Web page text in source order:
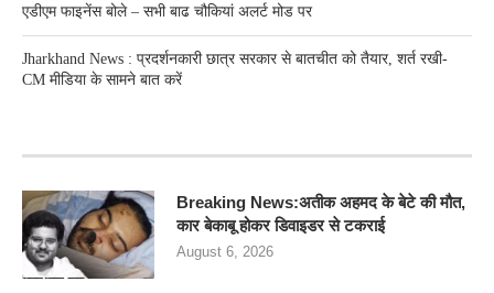
एडीएम फाइनेंस बोले – सभी बाढ चौकियां अलर्ट मोड पर
Jharkhand News : प्रदर्शनकारी छात्र सरकार से बातचीत को तैयार, शर्त रखी-
CM मीडिया के सामने बात करें
Breaking News:अतीक अहमद के बेटे की मौत,
कार बेकाबू होकर डिवाइडर से टकराई
August 6, 2026